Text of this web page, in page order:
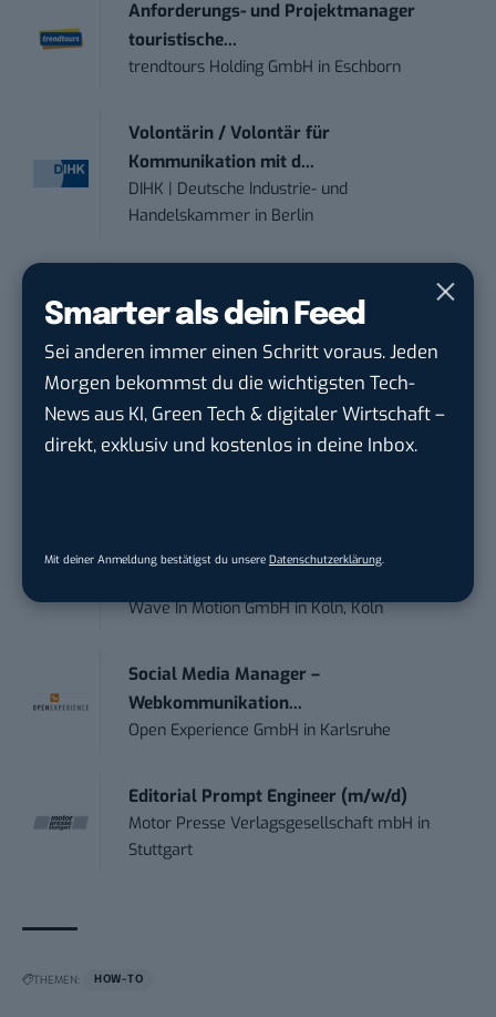
Smarter als dein Feed
Sei anderen immer einen Schritt voraus. Jeden
Morgen bekommst du die wichtigsten Tech-
News aus KI, Green Tech & digitaler Wirtschaft –
direkt, exklusiv und kostenlos in deine Inbox.
Mit deiner Anmeldung bestätigst du unsere Datenschutzerklärung
Anforderungs- und Projektmanager
touristische...
trendtours Holding GmbH in Eschborn
Volontärin / Volontär für
Kommunikation mit d...
DIHK | Deutsche Industrie- und
Handelskammer in Berlin
Engagement / Soci...
Karlsruhe
Content Manager (m/w/g) mit
Schwerpunkt Socia...
Marketing Manager Social Media and
Wave In Motion GmbHinKöln, Köln
Social Media Manager –
Webkommunikation...
Open Experience GmbH in Karlsruhe
Editorial Prompt Engineer (m/w/d)
Motor Presse Verlagsgesellschaft mbH in
Stuttgart
THEMEN: HOW-TO